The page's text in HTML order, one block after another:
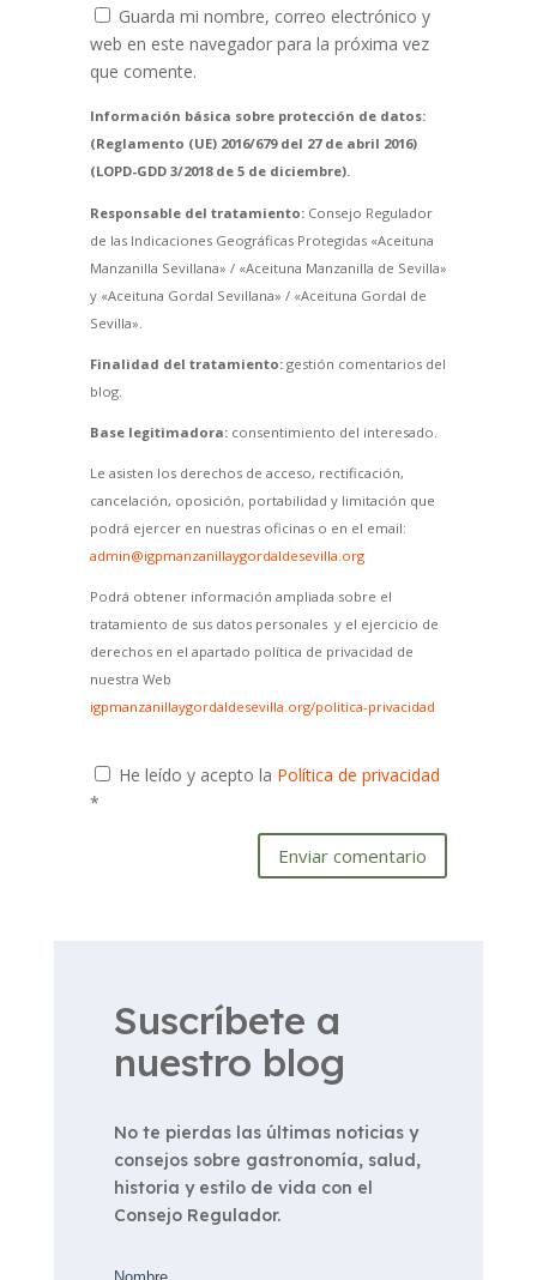
Guarda mi nombre, correo electrónico y
web en este navegador para la próxima vez
que comente.
Información básica sobre protección de datos:
(Reglamento (UE) 2016/679 del 27 de abril 2016)
(LOPD-GDD 3/2018 de 5 de diciembre).
Responsable del tratamiento:Consejo Regulador
de las Indicaciones Geográficas Protegidas «Aceituna
Manzanilla Sevillana» / «Aceituna Manzanilla de Sevilla»
y «Aceituna Gordal Sevillana» / «Aceituna Gordal de
Sevilla».
Finalidad del tratamiento:gestión comentarios del
blog.
Base legitimadora:consentimiento del interesado.
Le asisten los derechos de acceso, rectificación,
cancelación, oposición, portabilidad y limitación que
podrá ejercer en nuestras oficinas o en el email:
admin@igpmanzanillaygordaldesevilla.org
Podrá obtener información ampliada sobre el
tratamiento de sus datos personales y el ejercicio de
derechos en el apartado política de privacidad de
nuestra Web
igpmanzanillaygordaldesevilla.org/politica-privacidad
He leído y acepto la Política de privacidad
*
Enviar comentario
Suscríbete a
nuestro blog
No te pierdas las últimas noticias y
consejos sobre gastronomía, salud,
historia y estilo de vida con el
Consejo Regulador.